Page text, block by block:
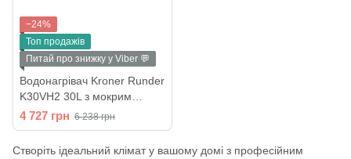
−24%
Топ продажів
Питай про знижку у Viber 💬
Водонагрівач Kroner Runder
K30VH2 30L з мокрим
ТЕНом (колір — білий)
CV031716
4 727 грн 6 238 грн
Створіть ідеальний клімат у вашому домі з професійним